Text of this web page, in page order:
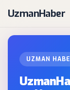
UzmanHaber
UZMAN